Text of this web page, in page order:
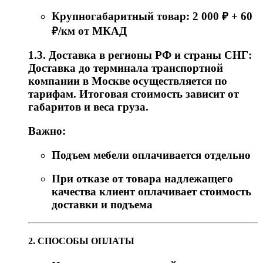
Крупногабаритный товар: 2 000 ₽ + 60
₽/км от МКАД
1.3. Доставка в регионы РФ и страны СНГ:
Доставка до терминала транспортной
компании в Москве осуществляется по
тарифам. Итоговая стоимость зависит от
габаритов и веса груза.
Важно:
Подъем мебели оплачивается отдельно
При отказе от товара надлежащего
качества клиент оплачивает стоимость
доставки и подъема
2. СПОСОБЫ ОПЛАТЫ